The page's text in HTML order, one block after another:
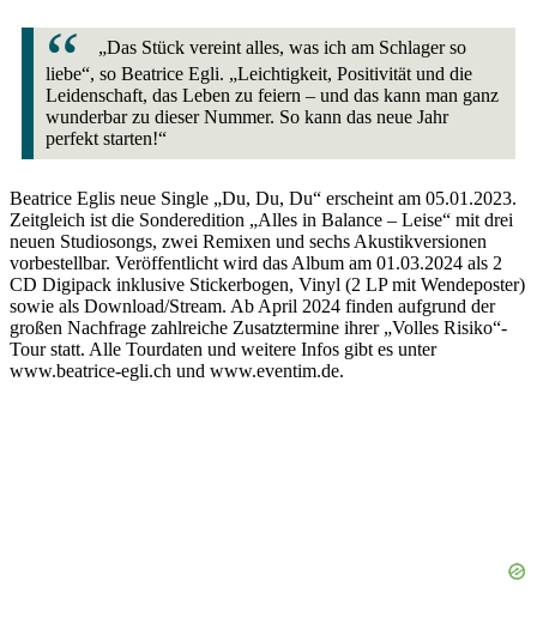
„Das Stück vereint alles, was ich am Schlager so
liebe“, so Beatrice Egli. „Leichtigkeit, Positivität und die
Leidenschaft, das Leben zu feiern – und das kann man ganz
wunderbar zu dieser Nummer. So kann das neue Jahr
perfekt starten!“
Beatrice Eglis neue Single „Du, Du, Du“ erscheint am 05.01.2023.
Zeitgleich ist die Sonderedition „Alles in Balance – Leise“ mit drei
neuen Studiosongs, zwei Remixen und sechs Akustikversionen
vorbestellbar. Veröffentlicht wird das Album am 01.03.2024 als 2
CD Digipack inklusive Stickerbogen, Vinyl (2 LP mit Wendeposter)
sowie als Download/Stream. Ab April 2024 finden aufgrund der
großen Nachfrage zahlreiche Zusatztermine ihrer „Volles Risiko“-
Tour statt. Alle Tourdaten und weitere Infos gibt es unter
www.beatrice-egli.ch und www.eventim.de.